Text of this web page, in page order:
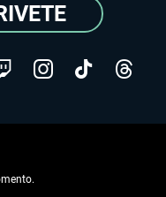
i diritti riservati.